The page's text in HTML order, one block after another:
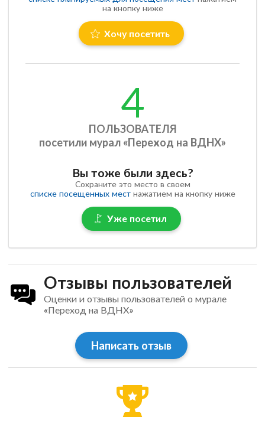
на кнопку ниже
Хочу посетить
4
ПОЛЬЗОВАТЕЛЯ
посетили мурал «Переход на ВДНХ»
Вы тоже были здесь?
Сохраните это место в своем
списке посещенных местнажатием на кнопку ниже
Уже посетил
Отзывы пользователей
Оценки и отзывы пользователей о мурале
«Переход на ВДНХ»
Написать отзыв